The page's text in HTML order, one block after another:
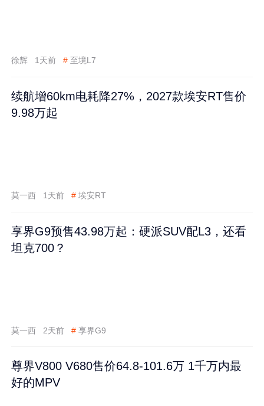
徐辉 1天前 # 至境L7
续航增60km电耗降27%，2027款埃安RT售价
9.98万起
莫一西 1天前 # 埃安RT
享界G9预售43.98万起：硬派SUV配L3，还看
坦克700？
莫一西 2天前 # 享界G9
尊界V800 V680售价64.8-101.6万 1千万内最
好的MPV